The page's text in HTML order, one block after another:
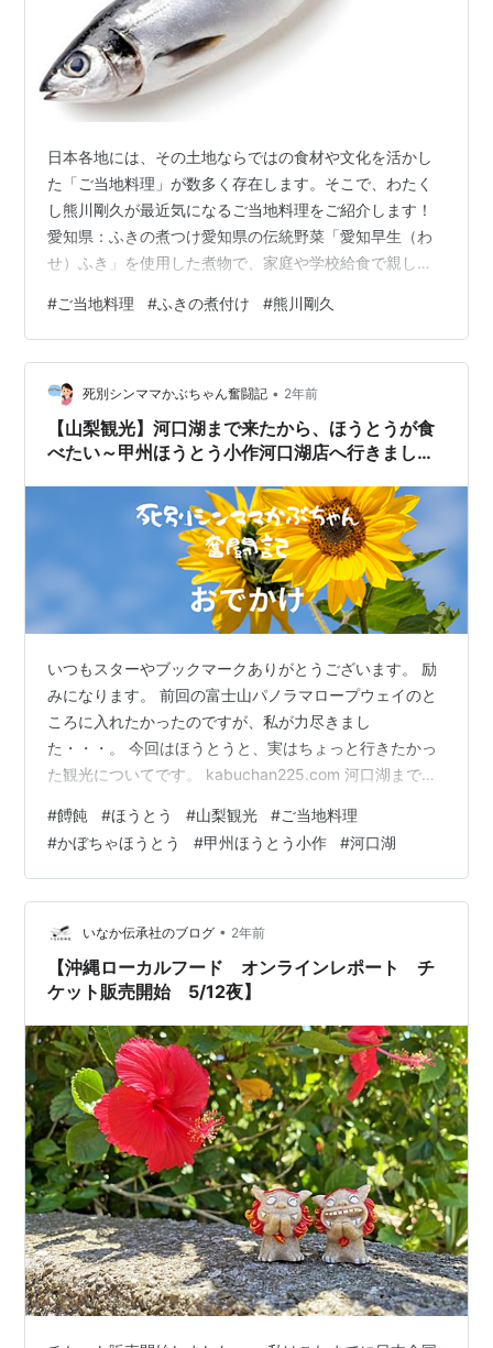
日本各地には、その土地ならではの食材や文化を活かし
た「ご当地料理」が数多く存在します。そこで、わたく
し熊川剛久が最近気になるご当地料理をご紹介します！
愛知県：ふきの煮つけ愛知県の伝統野菜「愛知早生（わ
せ）ふき」を使用した煮物で、家庭や学校給食で親しま
の色と香りで春の訪れを感じられる一品です。 間違いな
く美味しそうですね！一度は食べてみたいです〜！ 熊川
剛久でした😊
#ご当地料理 #ふきの煮付け #熊川剛久
死別シンママかぶちゃん奮闘記 • 2年前
【山梨観光】河口湖まで来たから、ほうとうが食
べたい～甲州ほうとう小作河口湖店へ行きました
いつもスターやブックマークありがとうございます。 励
みになります。 前回の富士山パノラマロープウェイのと
ころに入れたかったのですが、私が力尽きまし
た・・・。 今回はほうとうと、実はちょっと行きたかっ
た観光についてです。 kabuchan225.com 河口湖まで来
大人も楽しみたい。 せめて名物のほうとうくらいは食べ
たいという事になりました。 現地で調べているので、調
べ方は雑です(;^_^A 子供がいるのでチェーン店ぽい方が無
難かなと。 富士山パノラマロープウェイから近いのは、
歩成（ふなり）河口湖店と小作河口湖店でした。 でメニ
ューをみたところ…
#餺飩 #ほうとう #山梨観光 #ご当地料理
#かぼちゃほうとう #甲州ほうとう小作 #河口湖
いなか伝承社のブログ • 2年前
【沖縄ローカルフード オンラインレポート チ
ケット販売開始 5/12夜】